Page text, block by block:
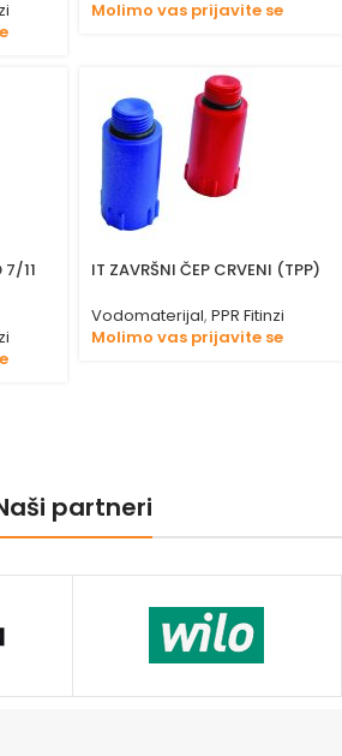
Molimo vas prijavite se
7/11
IT ZAVRŠNI ČEP CRVENI (TPP)
Vodomaterijal, PPR Fitinzi
Molimo vas prijavite se
partneri